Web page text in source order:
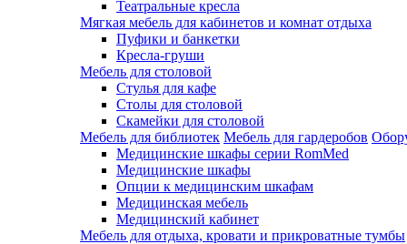
Театральные кресла
Мягкая мебель для кабинетов и комнат отдыха
Пуфики и банкетки
Кресла-груши
Мебель для столовой
Cтулья для кафе
Cтолы для столовой
Скамейки для столовой
Мебель для библиотек Мебель для гардеробов
Медицинские шкафы серии RomMed
Медицинские шкафы
Опции к медицинским шкафам
Медицинская мебель
Медицинский кабинет
Мебель для отдыха, кровати и прикроватные тумбы